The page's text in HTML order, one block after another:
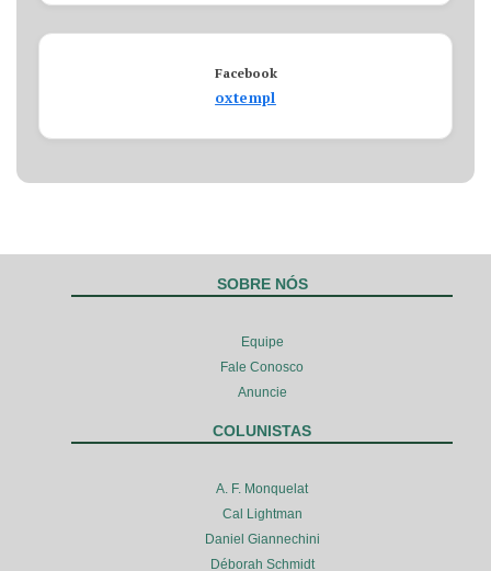
Facebook
oxtempl
SOBRE NÓS
Equipe
Fale Conosco
Anuncie
COLUNISTAS
A. F. Monquelat
Cal Lightman
Daniel Giannechini
Déborah Schmidt